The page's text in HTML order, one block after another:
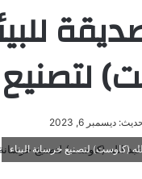
لتصنيع
ديسمبر 6, 2023
(كاوست) لتصنيع خرسانة البناء